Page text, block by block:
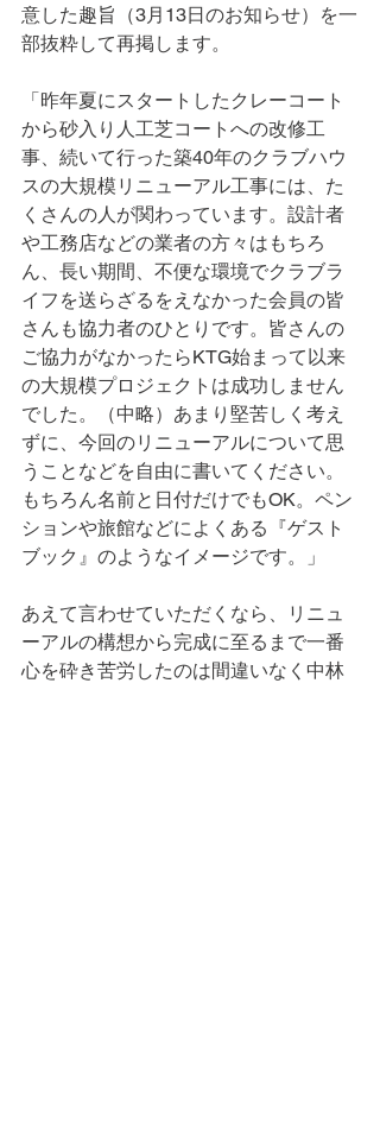
意した趣旨（3月13日のお知らせ）を一
部抜粋して再掲します。
「昨年夏にスタートしたクレーコート
から砂入り人工芝コートへの改修工
事、続いて行った築40年のクラブハウ
スの大規模リニューアル工事には、た
くさんの人が関わっています。設計者
や工務店などの業者の方々はもちろ
ん、長い期間、不便な環境でクラブラ
イフを送らざるをえなかった会員の皆
さんも協力者のひとりです。皆さんの
ご協力がなかったらKTG始まって以来
の大規模プロジェクトは成功しません
でした。（中略）あまり堅苦しく考え
ずに、今回のリニューアルについて思
うことなどを自由に書いてください。
もちろん名前と日付だけでもOK。ペン
ションや旅館などによくある『ゲスト
ブック』のようなイメージです。」
あえて言わせていただくなら、リニュ
ーアルの構想から完成に至るまで一番
心を砕き苦労したのは間違いなく中林